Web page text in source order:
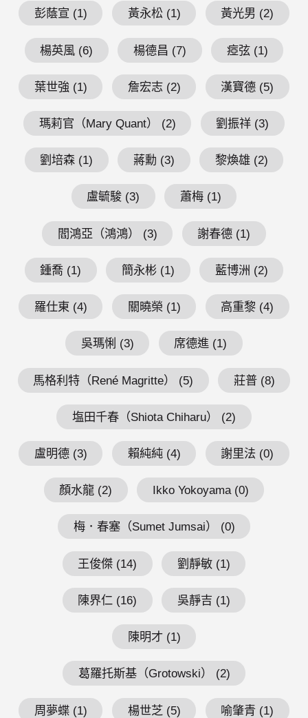
彭蔭宣 (1) 黃永松 (1) 黃光男 (2)
楊英風 (6) 楊德昌 (7) 瘂弦 (1)
葉世強 (1) 詹宏志 (2) 漢寶德 (5)
瑪莉官（Mary Quant） (2) 劉振祥 (3)
劉培森 (1) 蔣勳 (3) 黎煥雄 (2)
盧毓駿 (3) 蕭梅 (1)
閻鴻亞（鴻鴻） (3) 謝春德 (1)
鍾喬 (1) 簡永彬 (1) 藍博洲 (2)
羅仕東 (4) 關曉榮 (1) 高重黎 (4)
吳瑪悧 (3) 席德進 (1)
馬格利特（René Magritte） (5) 莊普 (8)
塩田千春（Shiota Chiharu） (2)
盧明德 (3) 賴純純 (4) 謝里法 (0)
顏水龍 (2) Ikko Yokoyama (0)
梅．春塞（Sumet Jumsai） (0)
王俊傑 (14) 劉靜敏 (1)
陳界仁 (16) 吳靜吉 (1)
陳明才 (1)
葛羅托斯基（Grotowski） (2)
周夢蝶 (1) 楊世芝 (5) 喻肇青 (1)